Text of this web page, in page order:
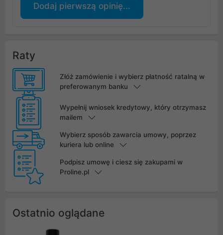
Dodaj pierwszą opinię...
Raty
Złóż zamówienie i wybierz płatność ratalną w
preferowanym banku
Wypełnij wniosek kredytowy, który otrzymasz
mailem
Wybierz sposób zawarcia umowy, poprzez
kuriera lub online
Podpisz umowę i ciesz się zakupami w
Proline.pl
Ostatnio oglądane